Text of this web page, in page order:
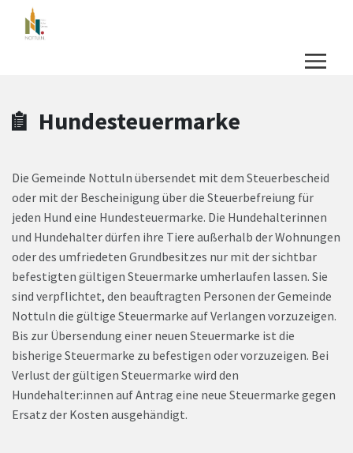
Zum Hauptinhalt springen
Hundesteuermarke
Die Gemeinde Nottuln übersendet mit dem Steuerbescheid
oder mit der Bescheinigung über die Steuerbefreiung für
jeden Hund eine Hundesteuermarke. Die Hundehalterinnen
und Hundehalter dürfen ihre Tiere außerhalb der Wohnungen
oder des umfriedeten Grundbesitzes nur mit der sichtbar
befestigten gültigen Steuermarke umherlaufen lassen. Sie
sind verpflichtet, den beauftragten Personen der Gemeinde
Nottuln die gültige Steuermarke auf Verlangen vorzuzeigen.
Bis zur Übersendung einer neuen Steuermarke ist die
bisherige Steuermarke zu befestigen oder vorzuzeigen. Bei
Verlust der gültigen Steuermarke wird den
Hundehalter:innen auf Antrag eine neue Steuermarke gegen
Ersatz der Kosten ausgehändigt.